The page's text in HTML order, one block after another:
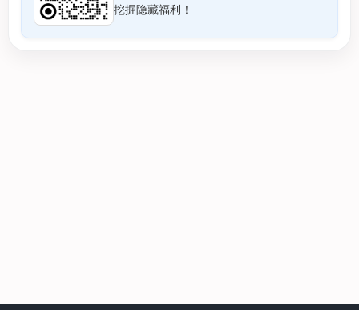
挖掘隐藏福利！